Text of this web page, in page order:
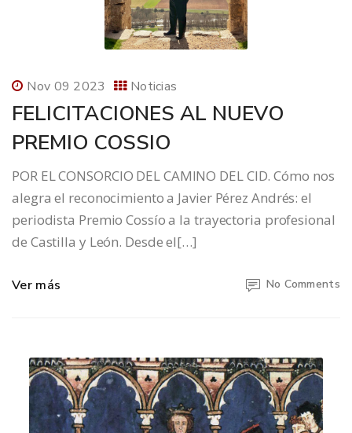
Nov 09 2023 Noticias
FELICITACIONES AL NUEVO
PREMIO COSSIO
POR EL CONSORCIO DEL CAMINO DEL CID. Cómo nos
alegra el reconocimiento a Javier Pérez Andrés: el
periodista Premio Cossío a la trayectoria profesional
de Castilla y León. Desde el[…]
Ver más No Comments